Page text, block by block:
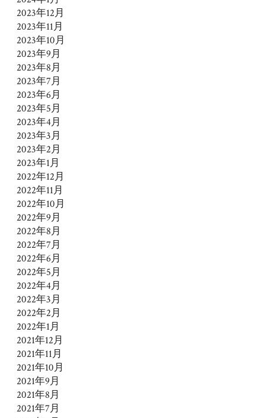
2023年12月
2023年11月
2023年10月
2023年9月
2023年8月
2023年7月
2023年6月
2023年5月
2023年4月
2023年3月
2023年2月
2023年1月
2022年12月
2022年11月
2022年10月
2022年9月
2022年8月
2022年7月
2022年6月
2022年5月
2022年4月
2022年3月
2022年2月
2022年1月
2021年12月
2021年11月
2021年10月
2021年9月
2021年8月
2021年7月